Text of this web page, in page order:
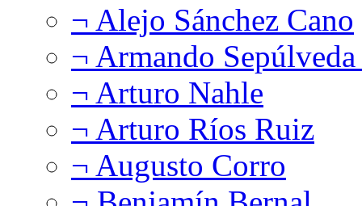
¬ Alejo Sánchez Cano
¬ Armando
¬ Arturo Nahle
¬ Arturo Ríos Ruiz
¬ Augusto Corro